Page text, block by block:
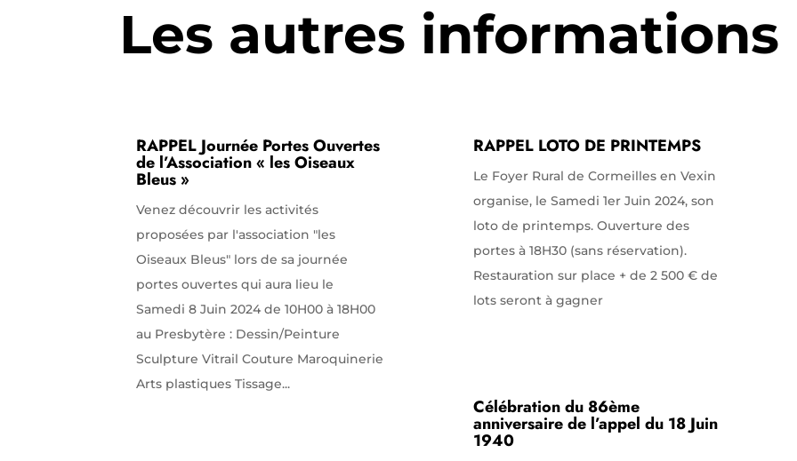
Les autres informations
RAPPEL Journée Portes Ouvertes
de l’Association « les Oiseaux
Bleus »
Venez découvrir les activités
proposées par l'association "les
Oiseaux Bleus" lors de sa journée
portes ouvertes qui aura lieu le
Samedi 8 Juin 2024 de 10H00 à 18H00
au Presbytère : Dessin/Peinture
Sculpture Vitrail Couture Maroquinerie
Arts plastiques Tissage...
RAPPEL LOTO DE PRINTEMPS
Le Foyer Rural de Cormeilles en Vexin
organise, le Samedi 1er Juin 2024, son
loto de printemps. Ouverture des
portes à 18H30 (sans réservation).
Restauration sur place + de 2 500 € de
lots seront à gagner
Célébration du 86ème
anniversaire de l’appel du 18 Juin
1940